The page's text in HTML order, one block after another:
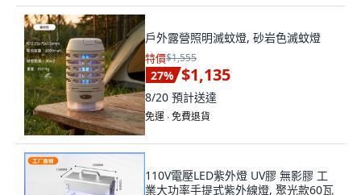
特價 $1,555
27% $1,135
8/20預計送達
免運 ∙ 免費退貨
業大功率手提式紫外線燈, 聚光款60瓦